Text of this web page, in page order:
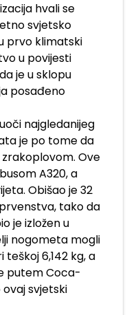
hvali se
svjetsko
prvo klimatski
u povijesti
je u sklopu
posađeno
najgledanijeg
je po tome da
Ove
A320, a
Obišao je 32
tako da
je izložen u
nogometa mogli
6,142 kg, a
putem Coca-
svjetski